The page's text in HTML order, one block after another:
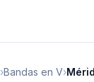
›Bandas en V›